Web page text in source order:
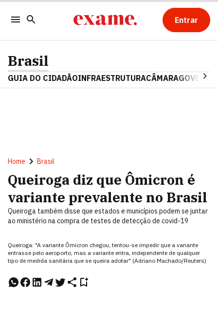
Entrar
Brasil
GUIA DO CIDADÃOINFRAESTRUTURACÂMARAGOVERNO
Home Brasil
Queiroga diz que Ômicron é
variante prevalente no Brasil
Queiroga também disse que estados e municípios podem se juntar
ao ministério na compra de testes de detecção de covid-19
Queiroga: "A variante Ômicron chegou, tentou-se impedir que a variante
entrasse pelo aeroporto, mas a variante entra, independente de qualquer
tipo de medida sanitária que se queira adotar" (Adriano Machado/Reuters)